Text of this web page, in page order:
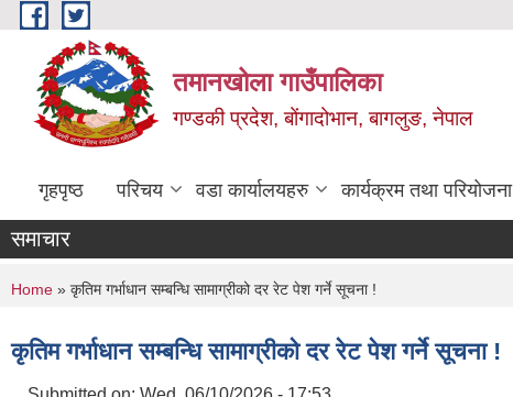
Skip to main content
तमानखोला गाउँपालिका
गण्डकी प्रदेश, बोंगादोभान, बागलुङ, नेपाल
गृहपृष्ठ परिचय वडा कार्यालयहरु कार्यक्रम तथा परियोजना
समाचार
You are here
Home » कृतिम गर्भाधान सम्बन्धि सामाग्रीको दर रेट पेश गर्ने सूचना !
कृतिम गर्भाधान सम्बन्धि सामाग्रीको दर रेट पेश गर्ने सूचना !